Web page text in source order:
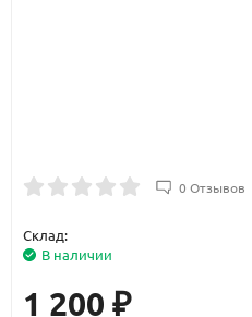
0 Отзывов
Склад:
В наличии
1 200 ₽